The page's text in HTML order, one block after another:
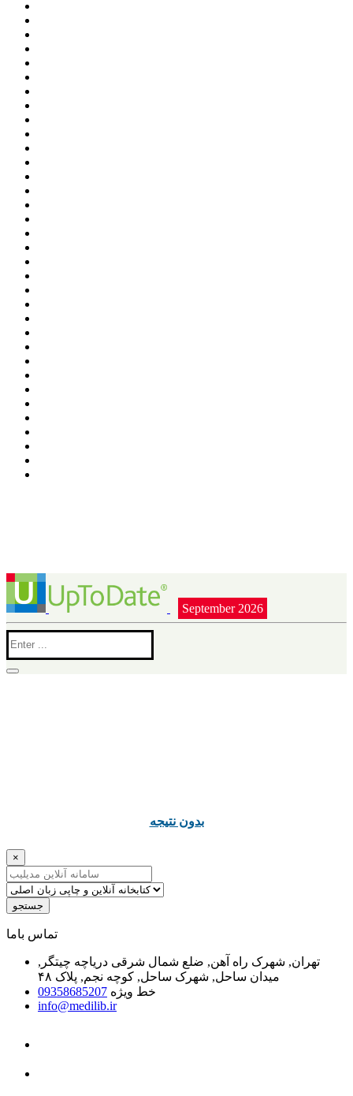
September 2026
ﺑﺪﻭﻥ ﻧﺘﯿﺠﻪ
×
جستجو
ﺗﻤﺎﺱ ﺑﺎﻣﺎ
تهران, شهرک راه آهن, ضلع شمال شرقی دریاچه چیتگر,
میدان ساحل, شهرک ساحل, کوچه نجم, پلاک ۴۸
خط ویژه 09358685207
info@medilib.ir